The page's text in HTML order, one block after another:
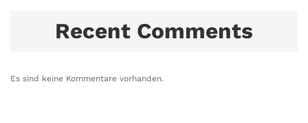
Recent Comments
Es sind keine Kommentare vorhanden.